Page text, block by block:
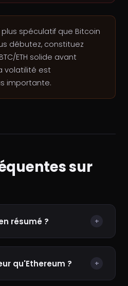
spéculatif que Bitcoin
débutez, constituez
ETH solide avant
volatilité est
importante.
sur
résumé ? +
qu'Ethereum ? +